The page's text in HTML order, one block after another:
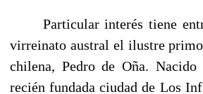
Particular interés tiene
virreinato austral el ilustre
chilena, Pedro de Oña.
recién fundada ciudad de Los